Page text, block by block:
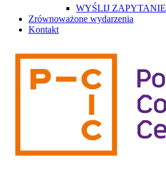
WYŚLIJ ZAPYTANIE
Zrównoważone wydarzenia
Kontakt